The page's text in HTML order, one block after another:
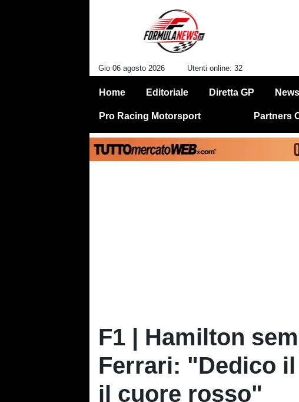
Gio 06 agosto 2026 Utenti online: 32
Home Editoriale Diretta GP News
Pro Racing Motorsport Partners
F1 | Hamilton
Ferrari: "Dedico
il cuore rosso"